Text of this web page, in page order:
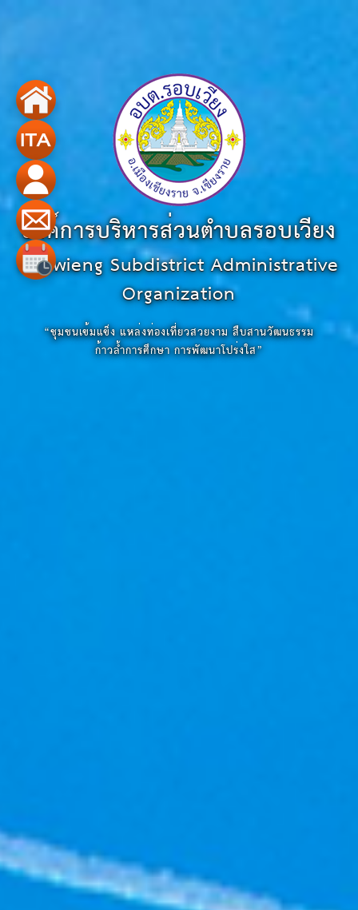
องค์การบริหารส่วนตำบลรอบเวียง
Robwieng Subdistrict Administrative
Organization
“ชุมชนเข้มแข็ง แหล่งท่องเที่ยวสวยงาม สืบสานวัฒนธรรม
ก้าวล้ำการศึกษา การพัฒนาโปร่งใส”